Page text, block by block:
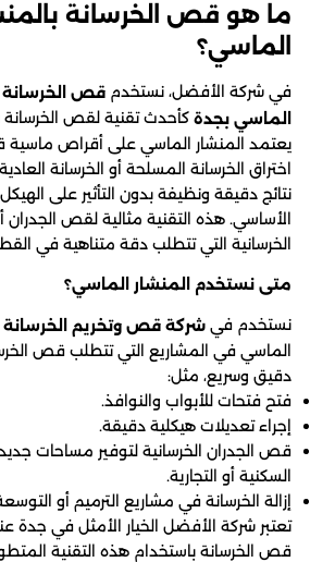
ما هو قص الخرسانة
الماسي؟
في شركة الأفضل، نستخدم قص الخرسانة
الماسي بجدة كأحدث تقنية لقص الخرسانة
يعتمد المنشار الماسي على أقراص ماسية
اختراق الخرسانة المسلحة أو الخرسانة
نتائج دقيقة ونظيفة بدون التأثير على
الأساسي. هذه التقنية مثالية لقص الجدران
الخرسانية التي تتطلب دقة متناهية في
متى نستخدم المنشار الماسي؟
نستخدم في شركة قص وتخريم الخرسانة
الماسي في المشاريع التي تتطلب قص
دقيق وسريع، مثل:
فتح فتحات للأبواب والنوافذ.
إجراء تعديلات هيكلية دقيقة.
قص الجدران الخرسانية لتوفير مساحات
السكنية أو التجارية.
إزالة الخرسانة في مشاريع الترميم أو
تعتبر شركة الأفضل الخيار الأمثل في جدة
قص الخرسانة باستخدام هذه التقنية